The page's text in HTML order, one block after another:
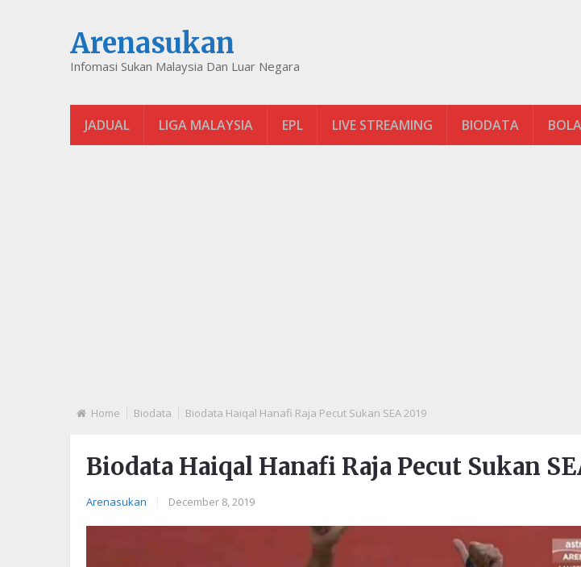
Arenasukan
Infomasi Sukan Malaysia Dan Luar Negara
JADUAL LIGA MALAYSIA EPL LIVE STREAMING BIODATA
Home Biodata Biodata Haiqal Hanafi Raja Pecut Sukan SEA 2019
Biodata Haiqal Hanafi Raja Pecut Sukan
Arenasukan December 8, 2019